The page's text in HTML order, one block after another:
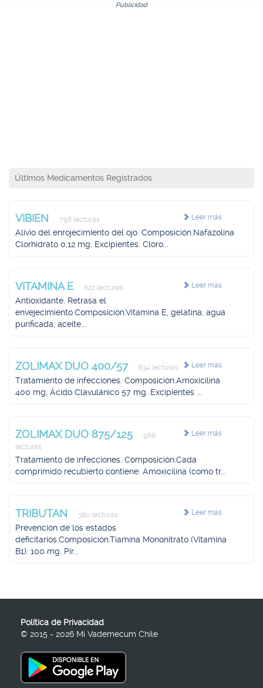
Publicidad
Últimos Medicamentos Registrados
Leer más
VIBIEN 798 lecturas
Alivio del enrojecimiento del ojo. Composición.Nafazolina
Clorhidrato 0,12 mg. Excipientes: Cloro...
Leer más
VITAMINA E 622 lecturas
Antioxidante. Retrasa el
envejecimiento.Composición.Vitamina E, gelatina, agua
purificada, aceite...
Leer más
ZOLIMAX DUO 400/57 634 lecturas
Tratamiento de infecciones. Composición.Amoxicilina
400 mg, Ácido Clavulánico 57 mg. Excipientes ...
Leer más
ZOLIMAX DUO 875/125
968
lecturas
Tratamiento de infecciones. Composición.Cada
comprimido recubierto contiene: Amoxicilina (como tr...
Leer más
TRIBUTAN 380 lecturas
Prevención de los estados
deficitarios.Composición.Tiamina Mononitrato (Vitamina
B1): 100 mg. Pir...
Política de Privacidad
© 2015 - 2026 Mi Vademecum Chile